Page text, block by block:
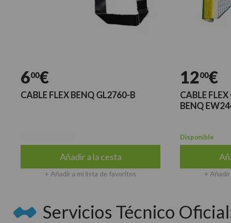
600€
CABLE FLEX BENQ GL2760-B
Añadir a la cesta
+ Añadir a mi lista de favoritos
1200€
CABLE
BENQ
Disponible
+
Servicios Técnico